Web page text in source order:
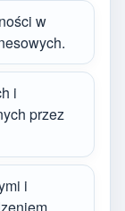
w
i
przez
i